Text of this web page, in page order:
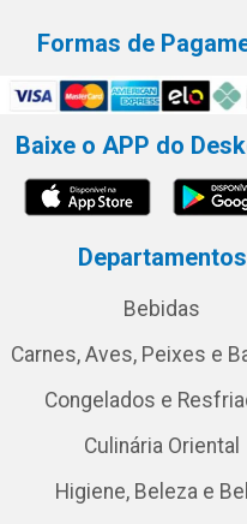
Formas de
Baixe o APP do
Departamentos
Bebidas
Carnes, Aves, Peixes e
Congelados e
Culinária Oriental
Higiene, Beleza e